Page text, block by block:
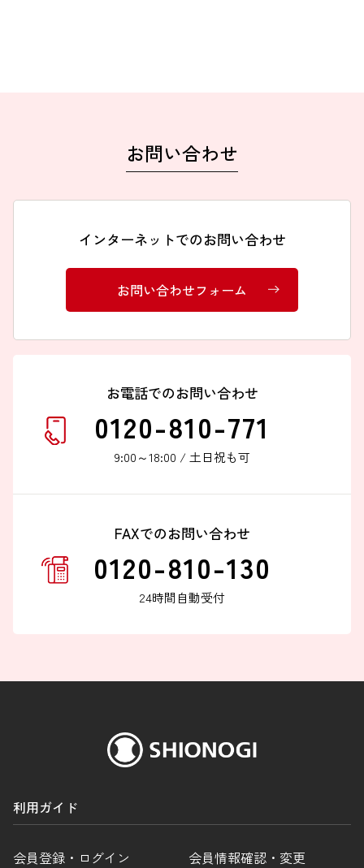
お問い合わせ
インターネットでのお問い合わせ
お問い合わせフォーム
お電話でのお問い合わせ
0120-810-771
9:00～18:00 / 土日祝も可
FAXでのお問い合わせ
0120-810-130
24時間自動受付
利用ガイド
会員登録・ログイン 会員情報確認・変更